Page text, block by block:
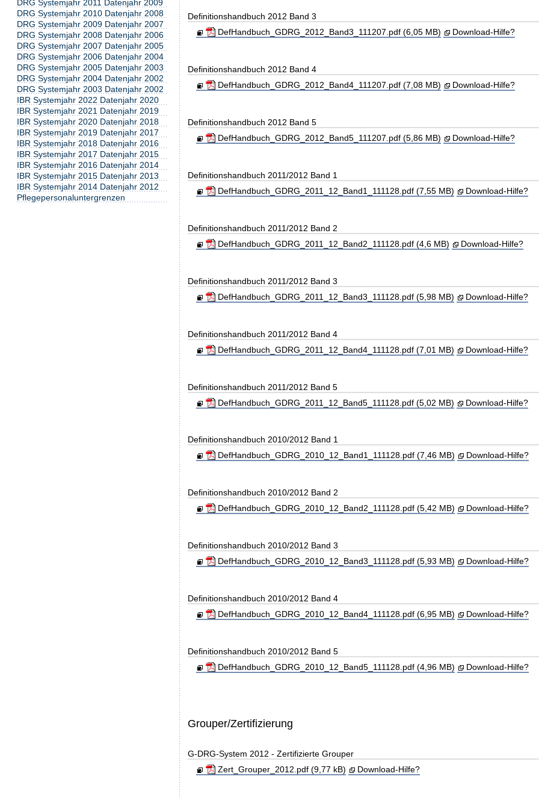
Definitionshandbuch 2012 Band 3
DefHandbuch_GDRG_2012_Band3_111207.pdf (6,05 MB)
Download-Hilfe?
Definitionshandbuch 2012 Band 4
DefHandbuch_GDRG_2012_Band4_111207.pdf (7,08 MB)
Download-Hilfe?
Definitionshandbuch 2012 Band 5
DefHandbuch_GDRG_2012_Band5_111207.pdf (5,86 MB)
Download-Hilfe?
Definitionshandbuch 2011/2012 Band 1
DefHandbuch_GDRG_2011_12_Band1_111128.pdf (7,55 MB)
Download-Hilfe?
Definitionshandbuch 2011/2012 Band 2
DefHandbuch_GDRG_2011_12_Band2_111128.pdf (4,6 MB)
Download-Hilfe?
Definitionshandbuch 2011/2012 Band 3
DefHandbuch_GDRG_2011_12_Band3_111128.pdf (5,98 MB)
Download-Hilfe?
Definitionshandbuch 2011/2012 Band 4
DefHandbuch_GDRG_2011_12_Band4_111128.pdf (7,01 MB)
Download-Hilfe?
Definitionshandbuch 2011/2012 Band 5
DefHandbuch_GDRG_2011_12_Band5_111128.pdf (5,02 MB)
Download-Hilfe?
Definitionshandbuch 2010/2012 Band 1
DefHandbuch_GDRG_2010_12_Band1_111128.pdf (7,46 MB)
Download-Hilfe?
Definitionshandbuch 2010/2012 Band 2
DefHandbuch_GDRG_2010_12_Band2_111128.pdf (5,42 MB)
Download-Hilfe?
Definitionshandbuch 2010/2012 Band 3
DefHandbuch_GDRG_2010_12_Band3_111128.pdf (5,93 MB)
Download-Hilfe?
Definitionshandbuch 2010/2012 Band 4
DefHandbuch_GDRG_2010_12_Band4_111128.pdf (6,95 MB)
Download-Hilfe?
Definitionshandbuch 2010/2012 Band 5
DefHandbuch_GDRG_2010_12_Band5_111128.pdf (4,96 MB)
Download-Hilfe?
Grouper/Zertifizierung
G-DRG-System 2012 - Zertifizierte Grouper
Zert_Grouper_2012.pdf (9,77 kB)
Download-Hilfe?
DRG Systemjahr 2011 Datenjahr 2009
DRG Systemjahr 2010 Datenjahr 2008
DRG Systemjahr 2009 Datenjahr 2007
DRG Systemjahr 2008 Datenjahr 2006
DRG Systemjahr 2007 Datenjahr 2005
DRG Systemjahr 2006 Datenjahr 2004
DRG Systemjahr 2005 Datenjahr 2003
DRG Systemjahr 2004 Datenjahr 2002
DRG Systemjahr 2003 Datenjahr 2002
IBR Systemjahr 2022 Datenjahr 2020
IBR Systemjahr 2021 Datenjahr 2019
IBR Systemjahr 2020 Datenjahr 2018
IBR Systemjahr 2019 Datenjahr 2017
IBR Systemjahr 2018 Datenjahr 2016
IBR Systemjahr 2017 Datenjahr 2015
IBR Systemjahr 2016 Datenjahr 2014
IBR Systemjahr 2015 Datenjahr 2013
IBR Systemjahr 2014 Datenjahr 2012
Pflegepersonaluntergrenzen